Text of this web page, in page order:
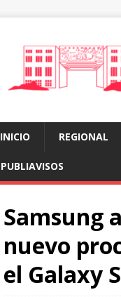
INICIO REGIONAL
PUBLIAVISOS
Samsung
nuevo
el Galaxy